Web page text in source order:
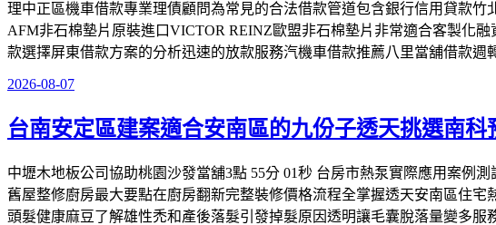
理中正區機車借款專業理債顧問為常見的合法借款管道包含銀行信用貸款
AFM非石棉墊片原裝進口VICTOR REINZ歐盟非石棉墊片非常適合客製化
款選擇屏東借款方案的分析迅速的放款服務汽機車借款推薦八里當舖借款
發
於
2026-08-07
台南安定區建案適合安南區的九份子透天挑選南科
中壢木地板公司協助桃園沙發當舖3點 55分 01秒 台房市熱泵實際應用案例
舊屋整修廚房最大要點在廚房翻新完整裝修價格流程全掌握透天安南區住
頭髮健康麻豆了解雄性禿和產後落髮引發掉髮原因透明讓毛囊脫落量變多